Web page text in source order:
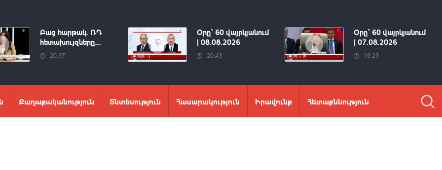
Բաց հարթակ. ՌԴ
հետախույզները...
20:37
Օրը՝ 60 վայրկյանում
| 08.08.2026
20:43
Օրը՝ 60 վայրկյանում
| 07.08.2026
19:23
Քաղաքականություն Տնտեսություն Հասարակություն Իրավունք Հետաքննություն